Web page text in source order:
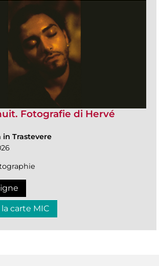
Fotografie di Hervé
in Trastevere
carte MIC